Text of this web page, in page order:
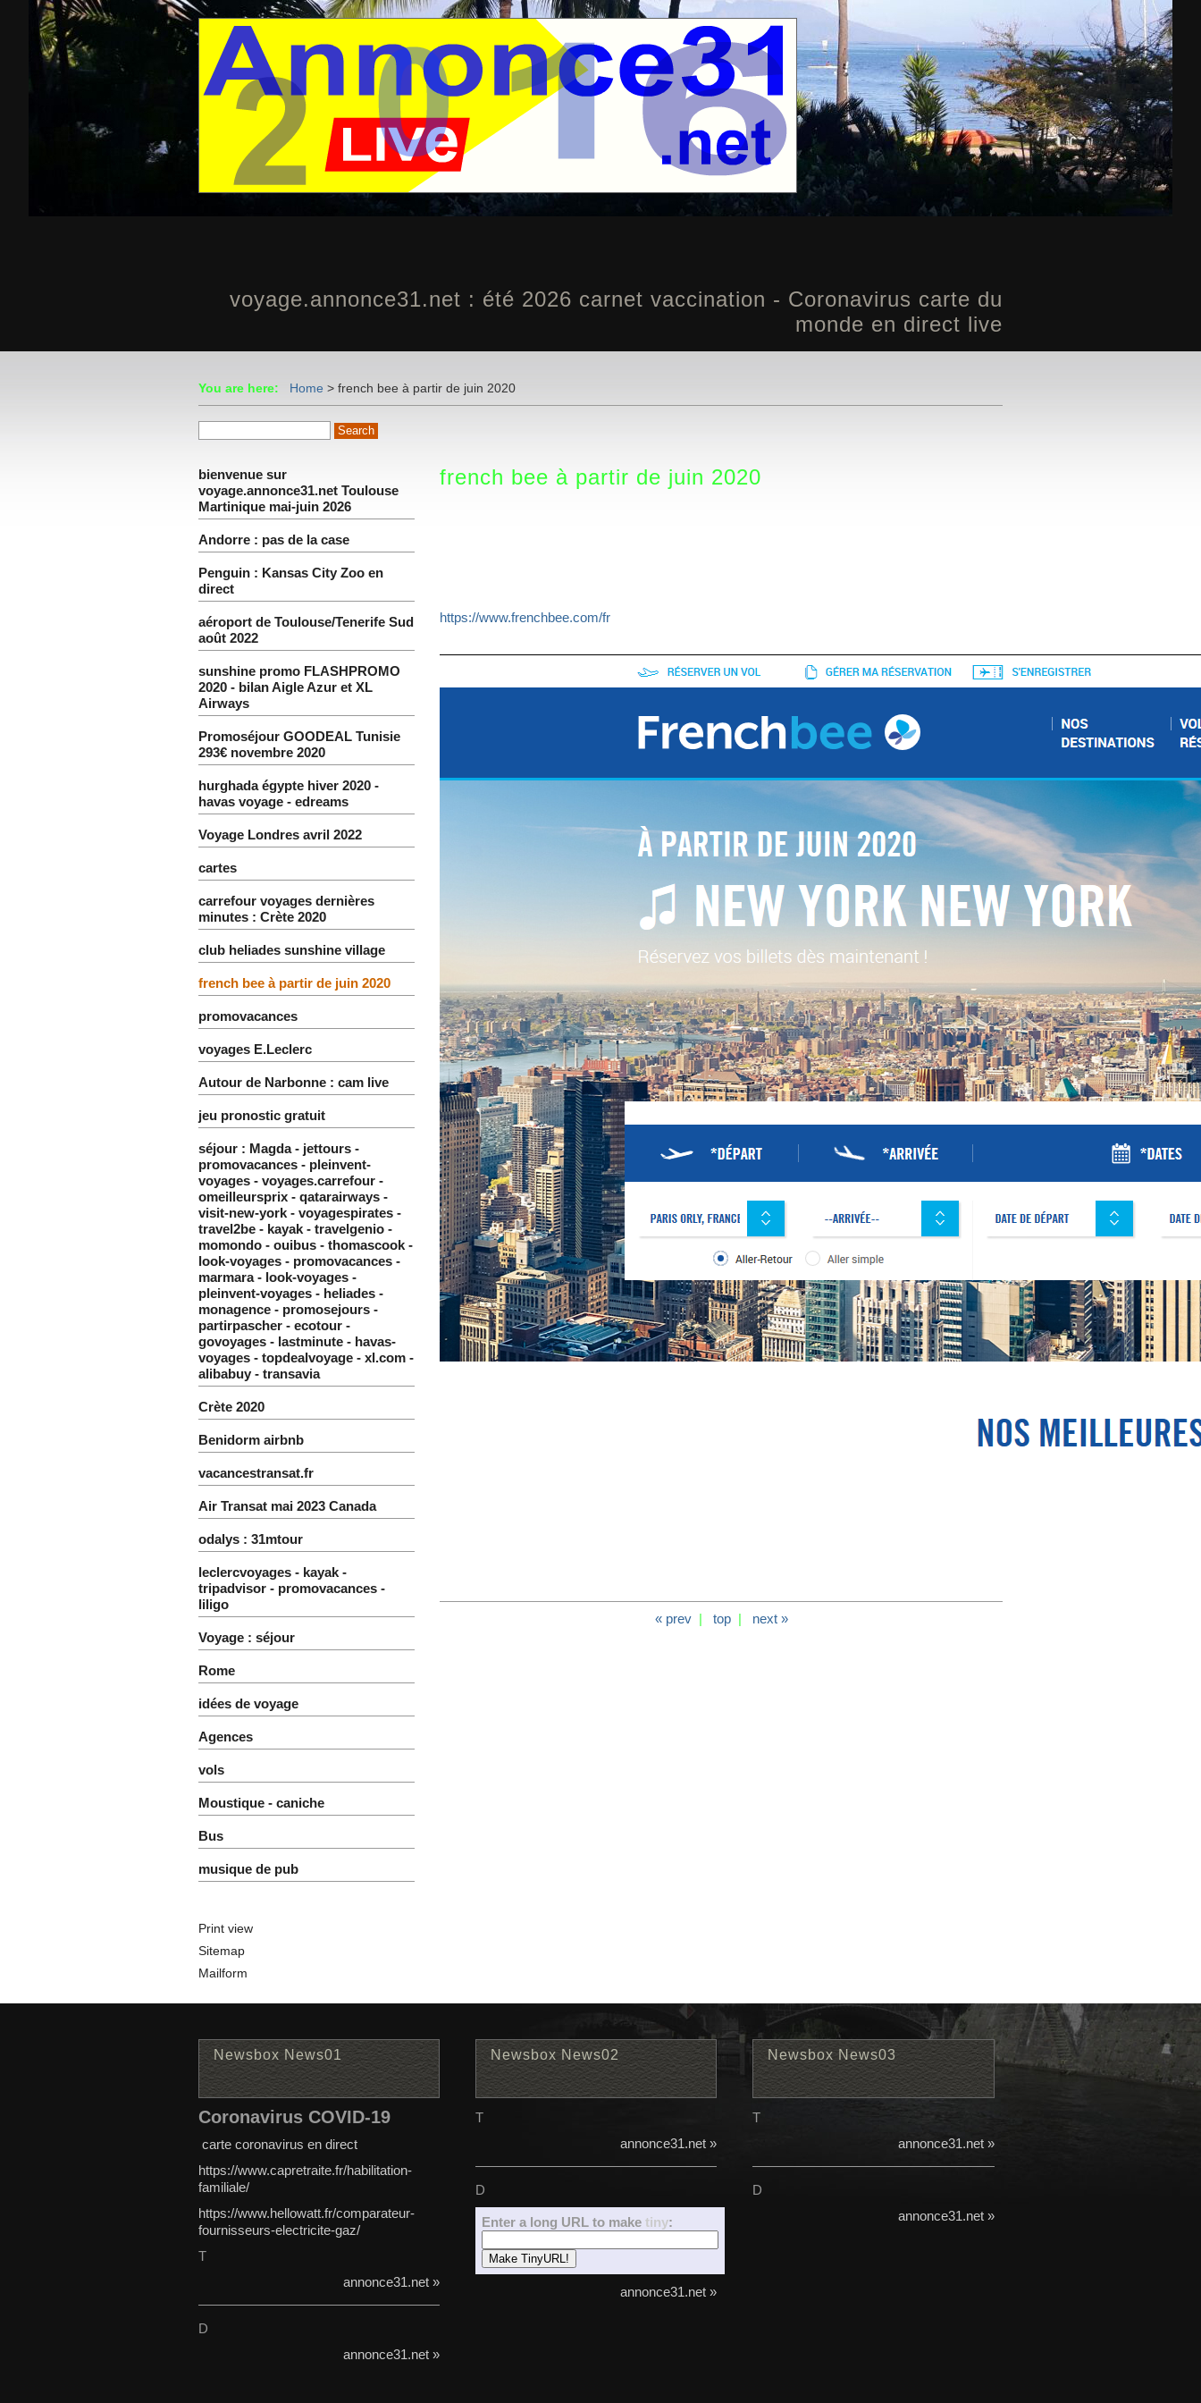
voyage.annonce31.net : été 2026 carnet vaccination - Coronavirus carte du
monde en direct live
You are here: Home > french bee à partir de juin 2020
french bee à partir de juin 2020
https://www.frenchbee.com/fr
« prev| top| next »
bienvenue sur
voyage.annonce31.net Toulouse
Martinique mai-juin 2026
Andorre : pas de la case
Penguin : Kansas City Zoo en
direct
aéroport de Toulouse/Tenerife Sud
août 2022
sunshine promo FLASHPROMO
2020 - bilan Aigle Azur et XL
Airways
Promoséjour GOODEAL Tunisie
293€ novembre 2020
hurghada égypte hiver 2020 -
havas voyage - edreams
Voyage Londres avril 2022
cartes
carrefour voyages dernières
minutes : Crète 2020
club heliades sunshine village
french bee à partir de juin 2020
promovacances
voyages E.Leclerc
Autour de Narbonne : cam live
jeu pronostic gratuit
séjour : Magda - jettours -
promovacances - pleinvent-
voyages - voyages.carrefour -
omeilleursprix - qatarairways -
visit-new-york - voyagespirates -
travel2be - kayak - travelgenio -
momondo - ouibus - thomascook -
look-voyages - promovacances -
marmara - look-voyages -
pleinvent-voyages - heliades -
monagence - promosejours -
partirpascher - ecotour -
govoyages - lastminute - havas-
voyages - topdealvoyage - xl.com -
alibabuy - transavia
Crète 2020
Benidorm airbnb
vacancestransat.fr
Air Transat mai 2023 Canada
odalys : 31mtour
leclercvoyages - kayak -
tripadvisor - promovacances -
liligo
Voyage : séjour
Rome
idées de voyage
Agences
vols
Moustique - caniche
Bus
musique de pub
Print view
Sitemap
Mailform
Newsbox News01
Coronavirus COVID-19
carte coronavirus en direct
https://www.capretraite.fr/habilitation-
familiale/
https://www.hellowatt.fr/comparateur-
fournisseurs-electricite-gaz/
T
annonce31.net »
D
annonce31.net »
Newsbox News02
T
annonce31.net »
D
Enter a long URL to maketiny:
annonce31.net »
Newsbox News03
T
annonce31.net »
D
annonce31.net »